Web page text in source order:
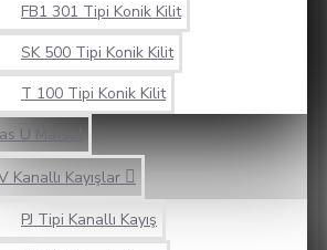
FB1 301 Tipi Konik Kilit
SK 500 Tipi Konik Kilit
T 100 Tipi Konik Kilit
U Mafsal
Kanallı Kayışlar
PJ Tipi Kanallı Kayış